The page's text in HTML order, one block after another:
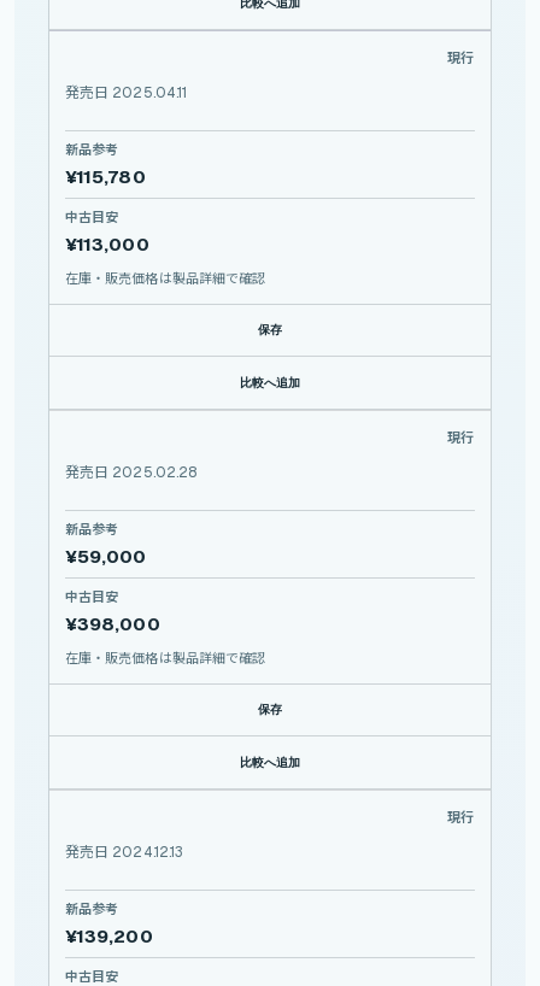
SEL16F18G
現行
発売日 2025.04.11
新品参考
¥115,780
中古目安
¥113,000
在庫・販売価格は製品詳細で確認
保存
比較へ追加
NIKKORZ
f/1.2S
現行
発売日 2025.02.28
新品参考
¥59,000
中古目安
¥398,000
在庫・販売価格は製品詳細で確認
保存
比較へ追加
Z50II
現行
発売日 2024.12.13
新品参考
¥139,200
中古目安